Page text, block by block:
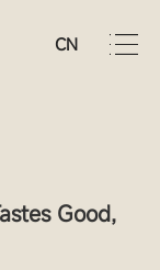
CN
Good,